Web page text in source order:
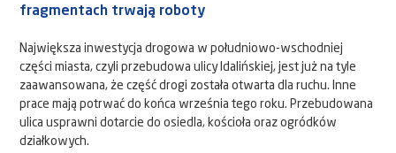
fragmentach trwają roboty
Największa inwestycja drogowa w południowo-wschodniej
części miasta, czyli przebudowa ulicy Idalińskiej, jest już na tyle
zaawansowana, że część drogi została otwarta dla ruchu. Inne
prace mają potrwać do końca września tego roku. Przebudowana
ulica usprawni dotarcie do osiedla, kościoła oraz ogródków
działkowych.